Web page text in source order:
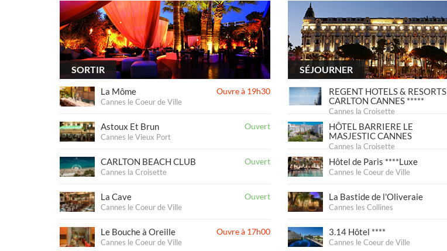
SORTIR
La Môme
Cannes le Coeur de Ville
Ouvre à 19h30
Astoux Et Brun
Cannes le Vieux Port
Ouvert
CARLTON BEACH CLUB
Cannes la Croisette
Ouvert
La Cave
Cannes le Coeur de Ville
Ouvert
Le Bouche à Oreille
Cannes le Coeur de Ville
Ouvre à 17h00
SÉJOURNER
REGENT HOTELS & RESORTS
CARLTON CANNES *****
Cannes la Croisette
HÔTEL BARRIERE LE
MASJESTIC CANNES
Cannes la Croisette
Hôtel de Paris ****Luxe
Cannes le Coeur de Ville
La Bastide de l'Oliveraie
Cannes les Collines
3.14 Hôtel ****
Cannes le Coeur de Ville